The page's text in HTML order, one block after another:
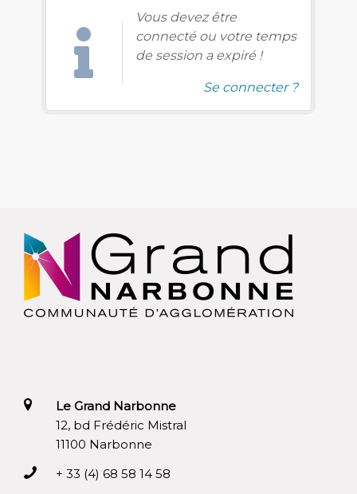
Vous devez être
connecté ou votre temps
de session a expiré !
Se connecter ?
Le Grand Narbonne
12, bd Frédéric Mistral
11100 Narbonne
+ 33 (4) 68 58 14 58